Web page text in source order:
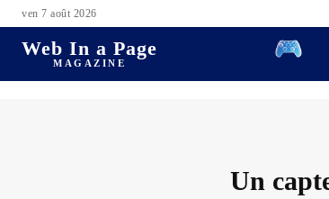
ven 7 août 2026
Web In a Page
MAGAZINE
Un